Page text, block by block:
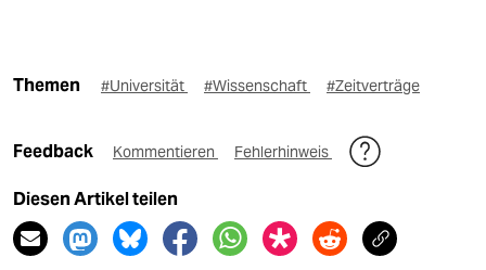
Themen #Universität #Wissenschaft #Zeitverträge
Feedback Kommentieren Fehlerhinweis
Diesen Artikel teilen